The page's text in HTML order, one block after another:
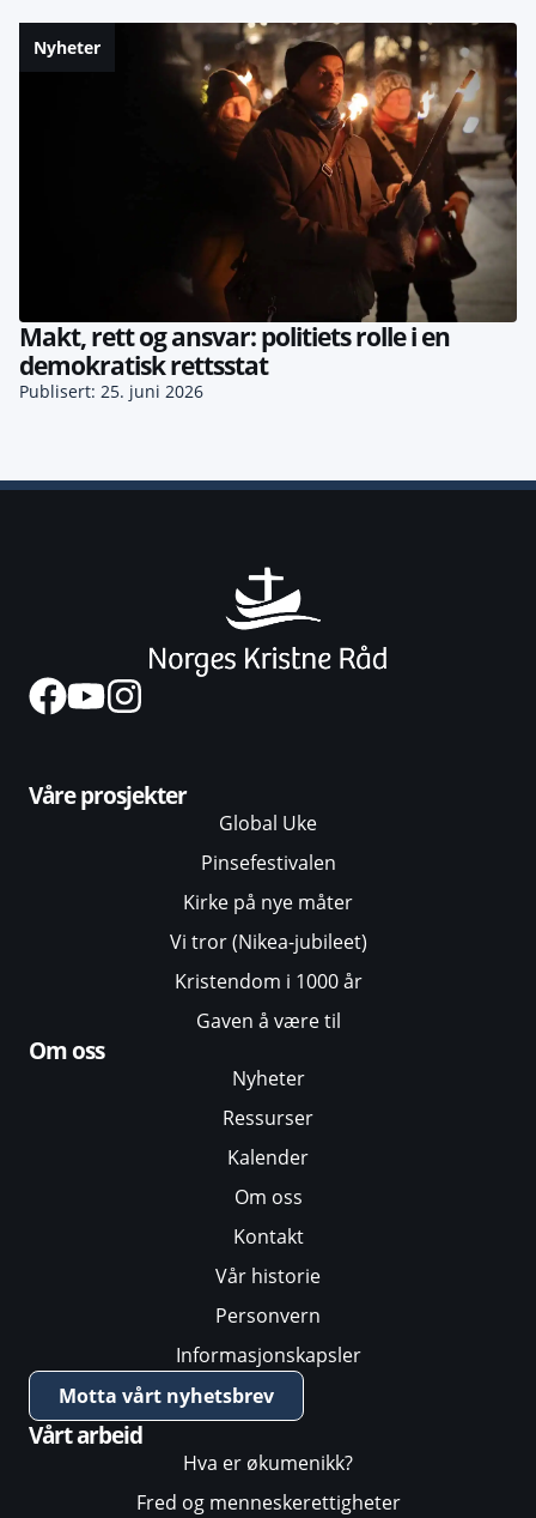
Nyheter
Makt, rett og ansvar: politiets rolle i en
demokratisk rettsstat
Publisert: 25. juni 2026
Våre prosjekter
Global Uke
Pinsefestivalen
Kirke på nye måter
Vi tror (Nikea-jubileet)
Kristendom i 1000 år
Gaven å være til
Om oss
Nyheter
Ressurser
Kalender
Om oss
Kontakt
Vår historie
Personvern
Informasjonskapsler
Motta vårt nyhetsbrev
Vårt arbeid
Hva er økumenikk?
Fred og menneskerettigheter